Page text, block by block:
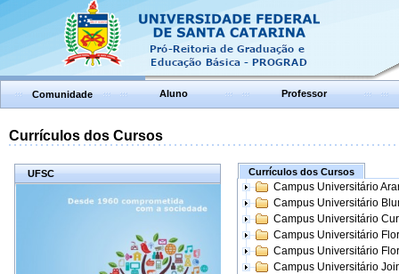
Comunidade Aluno Professor
Currículos dos Cursos
UFSC Currículos dos Cursos
Campus Universitário
Campus Universitário
Campus Universitário
Campus Universitário
Campus Universitário
Campus Universitário